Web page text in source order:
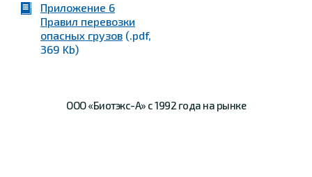
Приложение 6
Правил перевозки
опасных грузов (.pdf,
369 Kb)
ООО «Биотэкс-А» с 1992 года на рынке